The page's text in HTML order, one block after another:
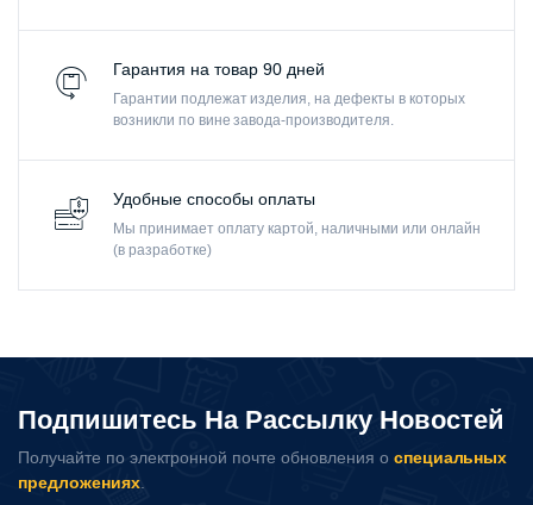
Гарантия на товар 90 дней
Гарантии подлежат изделия, на дефекты в которых
возникли по вине завода-производителя.
Удобные способы оплаты
Мы принимает оплату картой, наличными или онлайн
(в разработке)
Подпишитесь На Рассылку Новостей
Получайте по электронной почте обновления о специальных
предложениях.